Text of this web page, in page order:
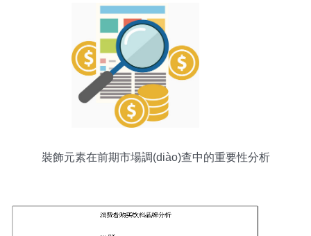
裝飾元素在前期市場調(diào)查中的重要性分析